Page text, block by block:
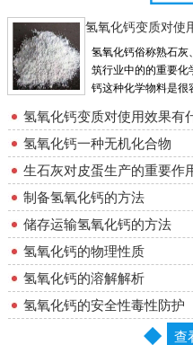
氢氧化钙变质对使
氢氧化钙俗称熟石
筑行业中的的重要
钙这种化学物料是很
氢氧化钙变质对使用效果有
氢氧化钙一种无机化合物
生石灰对皮蛋生产的重要作
制备氢氧化钙的方法
储存运输氢氧化钙的方法
氢氧化钙的物理性质
氢氧化钙的溶解解析
氢氧化钙的安全性毒性防护
查